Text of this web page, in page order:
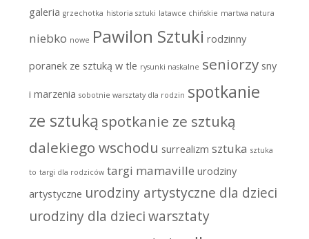
galeria grzechotka historia sztuki latawce chińskie martwa natura
niebko nowe Pawilon Sztuki rodzinny
poranek ze sztuką w tle rysunki naskalne seniorzy sny
i marzenia sobotnie warsztaty dla rodzin spotkanie
ze sztuką spotkanie ze sztuką
dalekiego wschodu surrealizm sztuka sztuka
to targi dla rodziców targi mamaville urodziny
artystyczne urodziny artystyczne dla dzieci
urodziny dla dzieci warsztaty